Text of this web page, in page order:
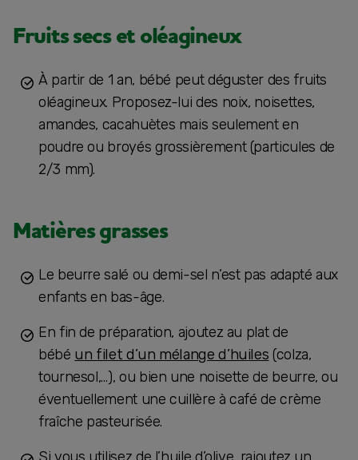
Fruits secs et oléagineux
À partir de 1 an, bébé peut déguster des fruits
oléagineux. Proposez-lui des noix, noisettes,
amandes, cacahuètes mais seulement en
poudre ou broyés grossièrement (particules de
2/3 mm).
Matières grasses
Le beurre salé ou demi-sel n’est pas adapté aux
enfants en bas-âge.
En fin de préparation, ajoutez au plat de
bébé un filet d’un mélange d’huiles (colza,
tournesol,…), ou bien une noisette de beurre, ou
éventuellement une cuillère à café de crème
fraîche pasteurisée.